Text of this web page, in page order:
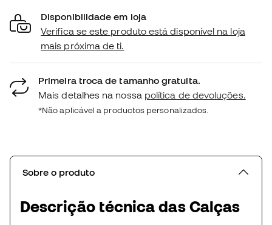
Disponibilidade em loja
Verifica se este produto está disponível na loja
mais próxima de ti.
Primeira troca de tamanho gratuita.
Mais detalhes na nossa política de devoluções.
*Não aplicável a productos personalizados.
Sobre o produto
Descrição técnica das Calças